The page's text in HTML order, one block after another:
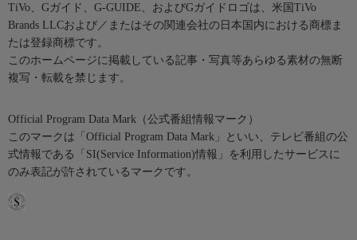
TiVo、Gガイド、G-GUIDE、およびGガイドロゴは、米国TiVo
Brands LLCおよび／またはその関連会社の日本国内における商標ま
たは登録商標です。
このホームページに掲載している記事・写真等あらゆる素材の無断
複写・転載を禁じます。
Official Program Data Mark（公式番組情報マーク）
このマークは「Official Program Data Mark」といい、テレビ番組の公
式情報である「SI(Service Information)情報」を利用したサービスに
のみ表記が許されているマークです。